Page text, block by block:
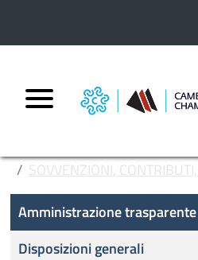
SOVVENZIONI,
ECONOMICI
CRITERI E MODALITÀ
Amministrazione
Amministrazione trasparente
Disposizioni generali